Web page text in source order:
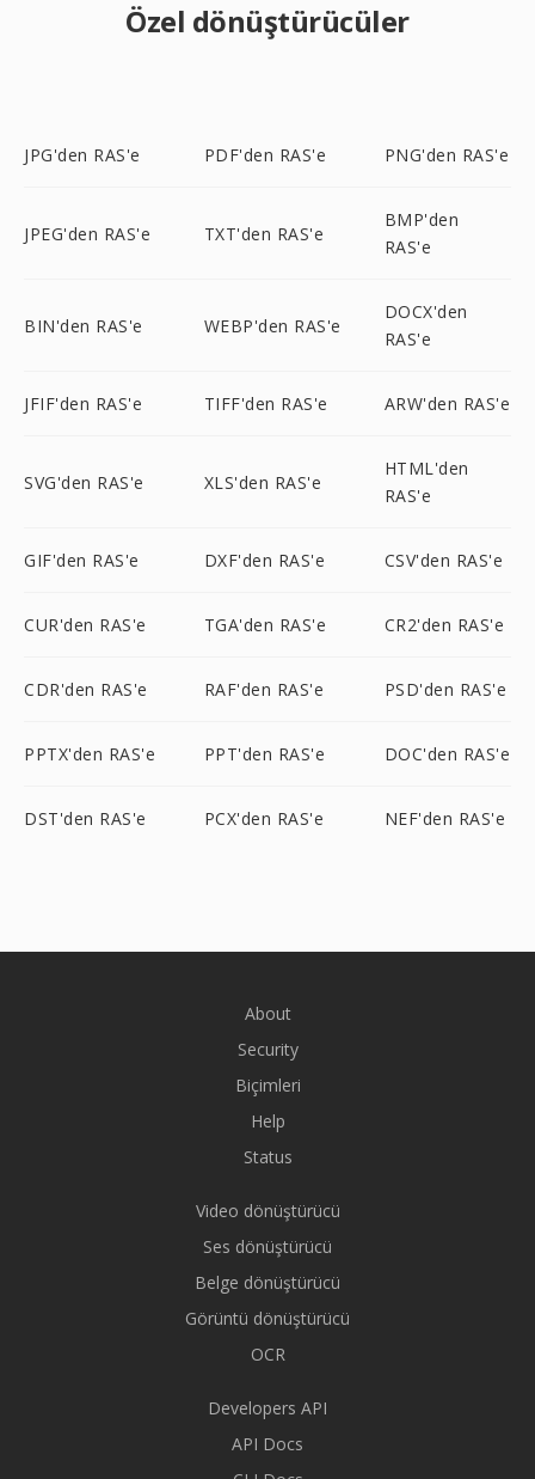
Özel dönüştürücüler
JPG'den RAS'e PDF'den RAS'e PNG'den RAS'e
JPEG'den RAS'e TXT'den RAS'e
BMP'den
RAS'e
BIN'den RAS'e WEBP'den RAS'e
DOCX'den
RAS'e
JFIF'den RAS'e TIFF'den RAS'e ARW'den RAS'e
SVG'den RAS'e XLS'den RAS'e
HTML'den
RAS'e
GIF'den RAS'e DXF'den RAS'e CSV'den RAS'e
CUR'den RAS'e TGA'den RAS'e CR2'den RAS'e
CDR'den RAS'e RAF'den RAS'e PSD'den RAS'e
PPTX'den RAS'e PPT'den RAS'e DOC'den RAS'e
DST'den RAS'e PCX'den RAS'e NEF'den RAS'e
About
Security
Biçimleri
Help
Status
Video dönüştürücü
Ses dönüştürücü
Belge dönüştürücü
Görüntü dönüştürücü
OCR
Developers API
API Docs